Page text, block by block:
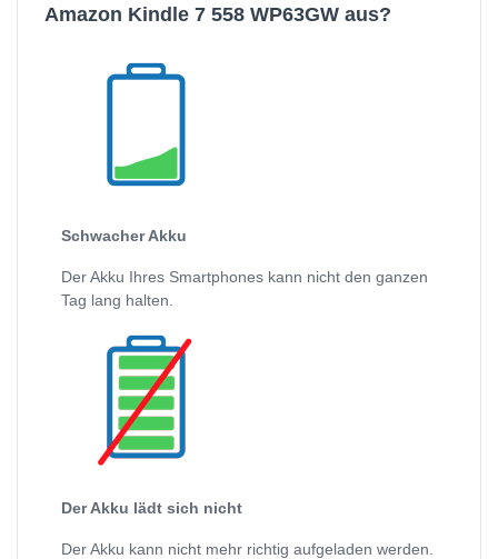
Amazon Kindle 7 558 WP63GW aus?
Schwacher Akku
Der Akku Ihres Smartphones kann nicht den ganzen
Tag lang halten.
Der Akku lädt sich nicht
Der Akku kann nicht mehr richtig aufgeladen werden.